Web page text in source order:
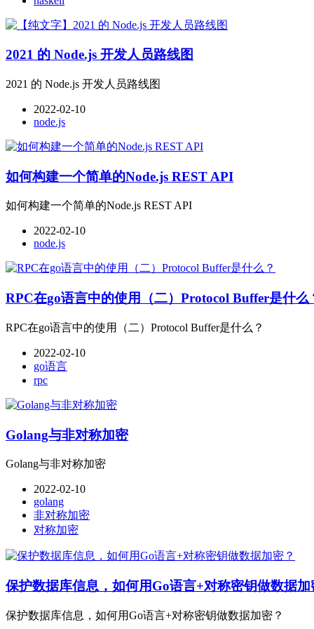
2021 的 Node.js 开发人员路线图
2021 的 Node.js 开发人员路线图
2022-02-10
node.js
如何构建一个简单的Node.js REST API
如何构建一个简单的Node.js REST API
2022-02-10
node.js
RPC在go语言中的使用（二）Protocol Buffer是什么
RPC在go语言中的使用（二）Protocol Buffer是什么？
2022-02-10
go语言
rpc
Golang与非对称加密
Golang与非对称加密
2022-02-10
golang
非对称加密
对称加密
保护数据库信息，如何用Go语言+对称密钥做数据加
保护数据库信息，如何用Go语言+对称密钥做数据加密？